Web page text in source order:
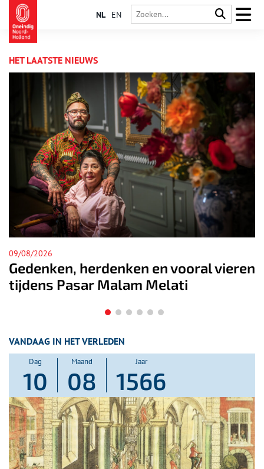
NL EN
HET LAATSTE NIEUWS
08/08/2026
Kleurrijk vliegerfestival en OERRR-
zomerpret op Fort bij Spijkerboor
VANDAAG IN HET VERLEDEN
Dag
10
Maand
08
Jaar
1566